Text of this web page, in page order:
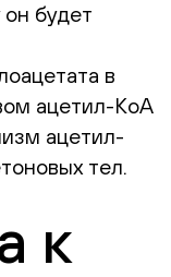
будет
в
ацетил-КоА
ацетил-
тел.
к